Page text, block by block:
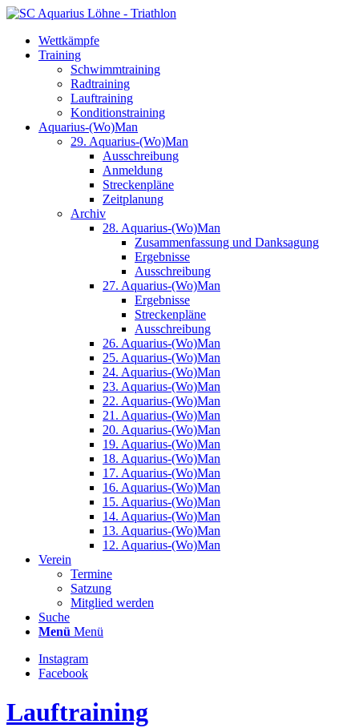
Wettkämpfe
Training
Schwimmtraining
Radtraining
Lauftraining
Konditionstraining
Aquarius-(Wo)Man
29. Aquarius-(Wo)Man
Ausschreibung
Anmeldung
Streckenpläne
Zeitplanung
Archiv
28. Aquarius-(Wo)Man
Zusammenfassung und Danksagung
Ergebnisse
Ausschreibung
27. Aquarius-(Wo)Man
Ergebnisse
Streckenpläne
Ausschreibung
26. Aquarius-(Wo)Man
25. Aquarius-(Wo)Man
24. Aquarius-(Wo)Man
23. Aquarius-(Wo)Man
22. Aquarius-(Wo)Man
21. Aquarius-(Wo)Man
20. Aquarius-(Wo)Man
19. Aquarius-(Wo)Man
18. Aquarius-(Wo)Man
17. Aquarius-(Wo)Man
16. Aquarius-(Wo)Man
15. Aquarius-(Wo)Man
14. Aquarius-(Wo)Man
13. Aquarius-(Wo)Man
12. Aquarius-(Wo)Man
Verein
Termine
Satzung
Mitglied werden
Suche
Menü Menü
Instagram
Facebook
Lauftraining